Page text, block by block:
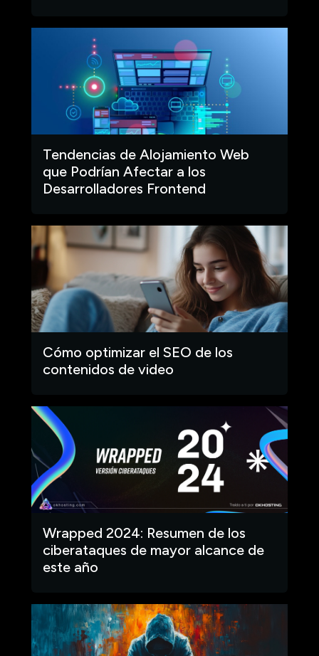
Tendencias de Alojamiento Web
que Podrían Afectar a los
Desarrolladores Frontend
Cómo optimizar el SEO de los
contenidos de video
Wrapped 2024: Resumen de los
ciberataques de mayor alcance de
este año